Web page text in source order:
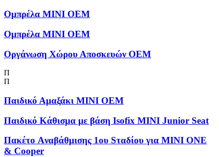
Ομπρέλα MINI OEM
Ομπρέλα MINI OEM
Οργάνωση Χώρου Αποσκευών OEM
Π
Π
Παιδικό Αμαξάκι MINI OEM
Παιδικό Κάθισμα με βάση Isofix MINI Junior Seat
Πακέτο Aναβάθμισης 1ου Sταδίου για MINI ONE
& Cooper